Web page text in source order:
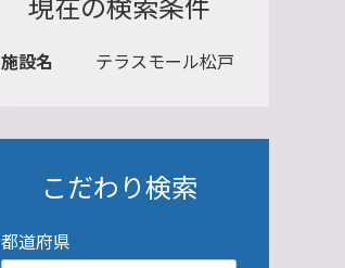
施設名 テラスモール松戸
こだわり検索
都道府県